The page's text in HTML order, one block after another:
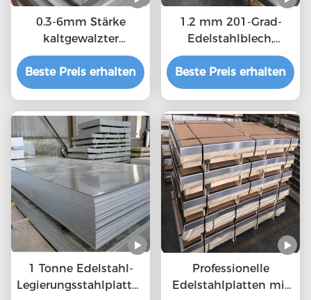
0.3-6mm Stärke
kaltgewalzter
Edelstahlblech MTC,
ISO-Bescheinigung
Beste Preis erhalten
1.2 mm 201-Grad-
Edelstahlblech,
langlebige
warmgewalzte
Stahlplatte kaufen
Beste Preis erhalten
1 Tonne Edelstahl-
Legierungsstahlplattenschweißen
Professionelle
Edelstahlplatten mit